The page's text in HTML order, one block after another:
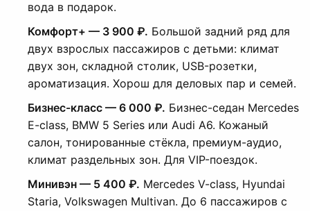
вода в подарок.
Комфорт+ — 3 900 ₽. Большой задний ряд для
двух взрослых пассажиров с детьми: климат
двух зон, складной столик, USB-розетки,
ароматизация. Хорош для деловых пар и семей.
Бизнес-класс — 6 000 ₽. Бизнес-седан Mercedes
E-class, BMW 5 Series или Audi A6. Кожаный
салон, тонированные стёкла, премиум-аудио,
климат раздельных зон. Для VIP-поездок.
Минивэн — 5 400 ₽. Mercedes V-class, Hyundai
Staria, Volkswagen Multivan. До 6 пассажиров с